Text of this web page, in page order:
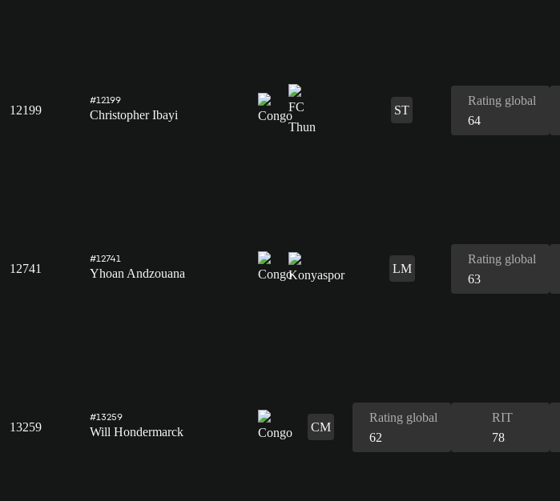
12199
#12199
Christopher Ibayi ST
Rating global
64
12741
#12741
Yhoan Andzouana LM
Rating global
63
13259
#13259
Will Hondermarck CM
Rating global
62
RIT
78